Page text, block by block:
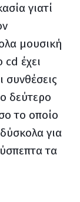
γιατί
μουσική
cd έχει
συνθέσεις
δεύτερο
το οποίο
για
τα